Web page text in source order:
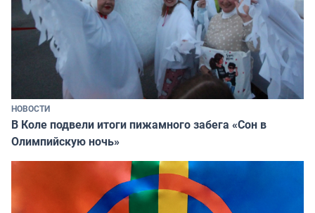
НОВОСТИ
В Коле подвели итоги пижамного забега «Сон в
Олимпийскую ночь»